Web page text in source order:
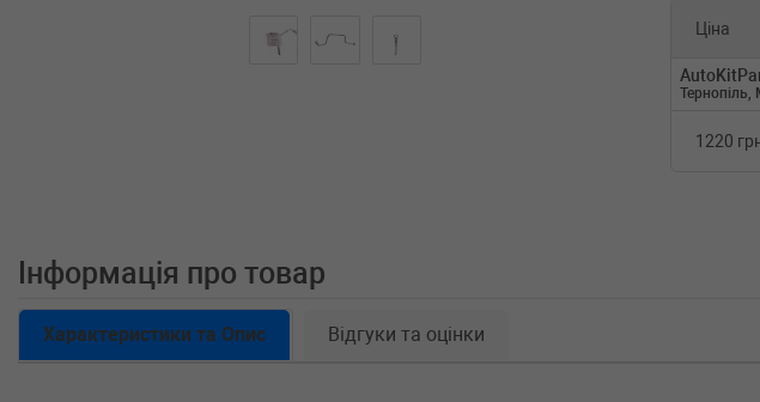
Ціна
1220
Інформація про товар
Характеристики та Опис Відгуки та оцінки